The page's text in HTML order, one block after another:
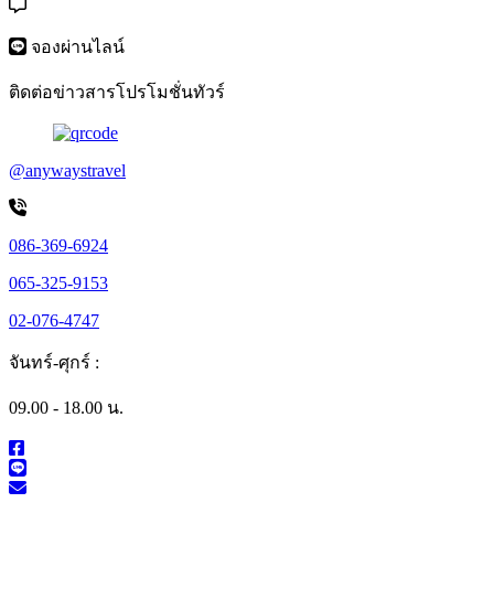
จองผ่านไลน์
ติดต่อข่าวสารโปรโมชั่นทัวร์
@anywaystravel
086-369-6924
065-325-9153
02-076-4747
จันทร์-ศุกร์ :
09.00 - 18.00 น.